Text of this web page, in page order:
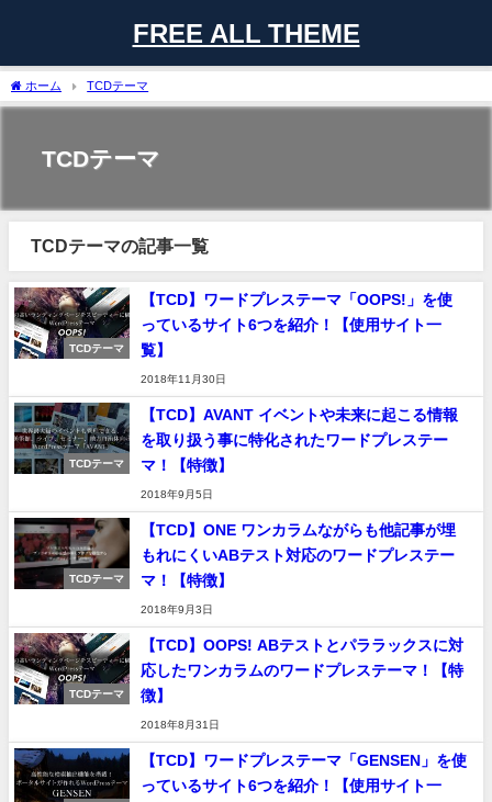
FREE ALL THEME
ホーム TCDテーマ
TCDテーマ
TCDテーマの記事一覧
TCDテーマ
【TCD】ワードプレステーマ「OOPS!」を使
っているサイト6つを紹介！【使用サイト一
覧】
2018年11月30日
TCDテーマ
【TCD】AVANT イベントや未来に起こる情報
を取り扱う事に特化されたワードプレステー
マ！【特徴】
2018年9月5日
TCDテーマ
【TCD】ONE ワンカラムながらも他記事が埋
もれにくいABテスト対応のワードプレステー
マ！【特徴】
2018年9月3日
TCDテーマ
【TCD】OOPS! ABテストとパララックスに対
応したワンカラムのワードプレステーマ！【特
徴】
2018年8月31日
【TCD】ワードプレステーマ「GENSEN」を使
っているサイト6つを紹介！【使用サイト一